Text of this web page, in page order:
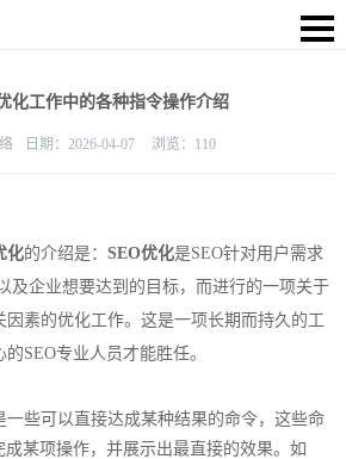
化工作中的各种指令操作介绍
日期： 2026-04-07 浏览： 110
化的介绍是： SEO优化是SEO针对用户需求
及企业想要达到的目标，而进行的一项关于
素的优化工作。这是一项长期而持久的工
SEO专业人员才能胜任。
一些可以直接达成某种结果的命令，这些命
某项操作，并展示出最直接的效果。如